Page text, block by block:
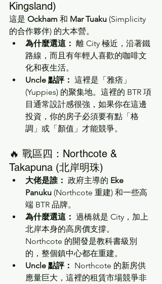
Kingsland)
這是 Ockham 和 Mar Tuaku (Simplicity
的合作夥伴) 的大本營。
為什麼選這： 離 City 極近，沿著鐵
路線，而且有年輕人喜歡的咖啡文
化和夜生活。
Uncle 點評： 這裡是「雅痞」
(Yuppies) 的聚集地。這裡的 BTR 項
目通常設計感很強，如果你在這邊
投資，你的房子必須要有點「格
調」或「顏值」才能競爭。
🔥 戰區四：Northcote &
Takapuna (北岸明珠)
大佬是誰： 政府主導的 Eke
Panuku (Northcote 重建) 和一些高
端 BTR 品牌。
為什麼選這： 過橋就是 City，加上
北岸本身的高房價支撐。
Northcote 的開發是教科書級別
的，整個鎮中心都在重建。
Uncle 點評： Northcote 的新房供
應量巨大，這裡的租賃市場競爭非